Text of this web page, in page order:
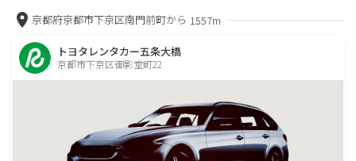
京都府京都市下京区南門前町から 1557m
トヨタレンタカー五条大橋
京都市下京区御影堂町22